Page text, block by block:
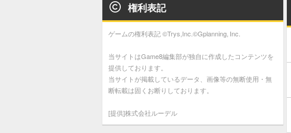
権利表記
ゲームの権利表記 ©Trys,Inc.©Gplanning, Inc.
当サイトはGame8編集部が独自に作成したコンテンツを
提供しております。
当サイトが掲載しているデータ、画像等の無断使用・無
断転載は固くお断りしております。
[提供]株式会社ルーデル